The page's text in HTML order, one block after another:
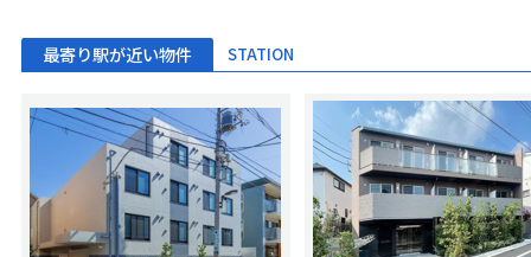
最寄り駅が近い物件 STATION